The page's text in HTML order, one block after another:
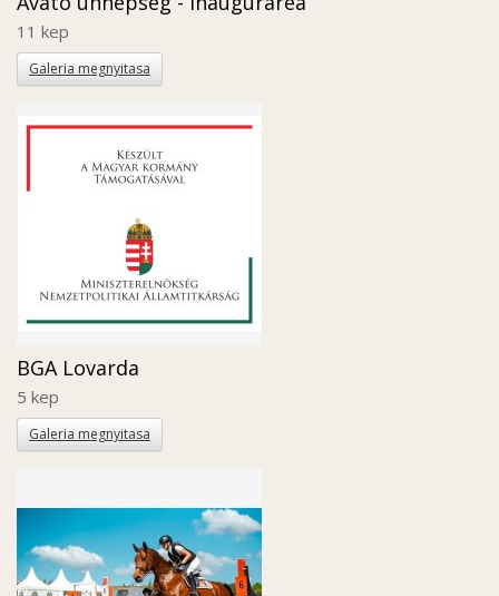
11 kep
Galeria megnyitasa
BGA Lovarda
5 kep
Galeria megnyitasa